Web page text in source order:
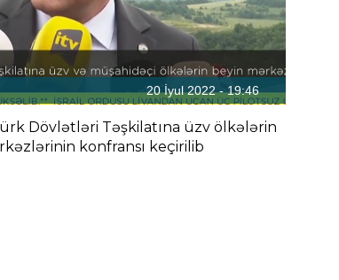
20 İyul 2022 - 19:46
Dövlətləri Təşkilatına üzv ölkələrin
konfransı keçirilib